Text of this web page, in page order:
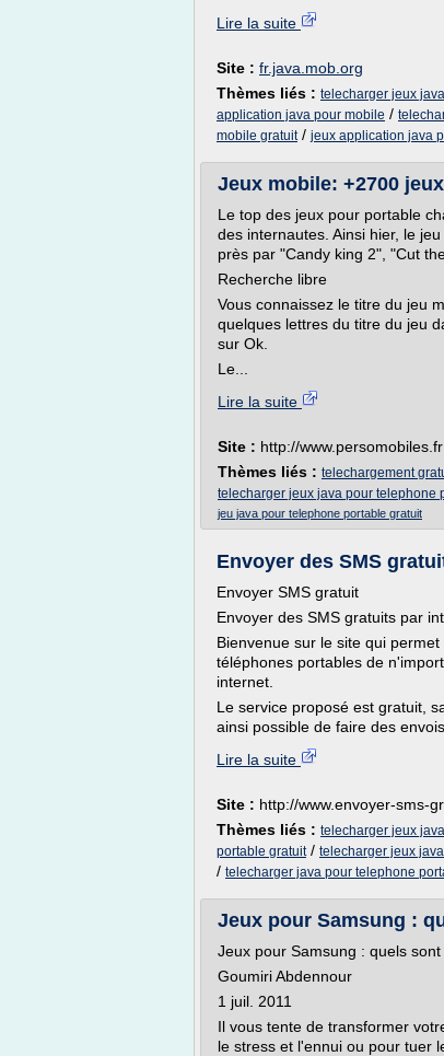
Lire la suite
Site : fr.java.mob.org
Thèmes liés : telecharger jeux
application java pour mobile /
mobile gratuit/ jeux application java
Jeux mobile: +2700
Le top des jeux pour portable
des internautes. Ainsi hier, le
près par "Candy king 2", "Cut
Recherche libre
Vous connaissez le titre du jeu
quelques lettres du titre du jeu
sur Ok.
Le...
Lire la suite
Site : http://www.persomobiles.fr
Thèmes liés : telechargement
telecharger jeux java pour telephone
jeu java pour telephone portable gratuit
Envoyer des SMS
Envoyer SMS gratuit
Envoyer des SMS gratuits par
Bienvenue sur le site qui
téléphones portables de
internet.
Le service proposé est gratuit,
ainsi possible de faire des envois
Lire la suite
Site : http://www.envoyer-sms-
Thèmes liés : telecharger jeux
portable gratuit/ telecharger jeux
/ telecharger java pour telephone
Jeux pour Samsung :
Jeux pour Samsung : quels
Goumiri Abdennour
1 juil. 2011
Il vous tente de transformer
le stress et l'ennui ou pour tuer